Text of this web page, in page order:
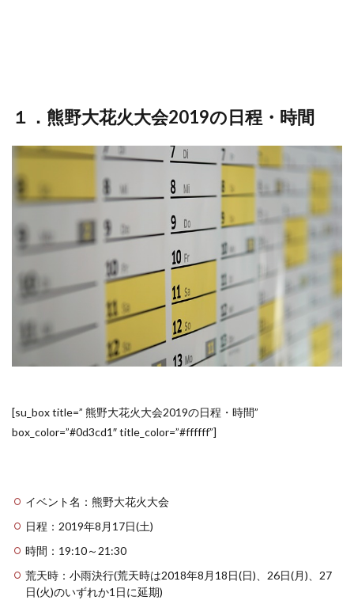
１．熊野大花火大会2019の日程・時間
[su_box title=” 熊野大花火大会2019の日程・時間”
box_color=”#0d3cd1″ title_color=”#ffffff”]
イベント名：熊野大花火大会
日程：2019年8月17日(土)
時間：19:10～21:30
荒天時：小雨決行(荒天時は2018年8月18日(日)、26日(月)、27
日(火)のいずれか1日に延期)